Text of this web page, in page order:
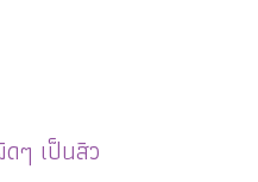
ๆ เป็นสิว